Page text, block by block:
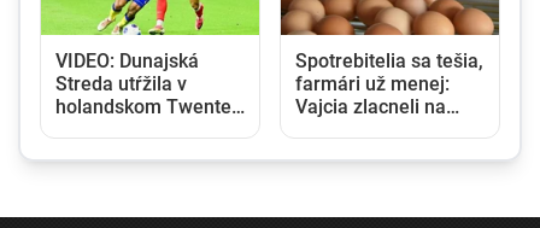
VIDEO: Dunajská
Streda utŕžila v
holandskom Twente
Spotrebitelia sa tešia,
farmári už menej:
Vajcia zlacneli na